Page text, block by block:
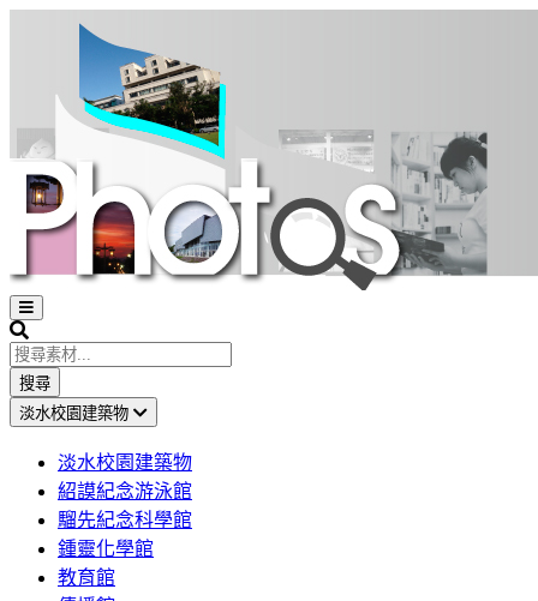
Open
sidebar
Search
搜尋
淡水校園建築物
淡水校園建築物
紹謨紀念游泳館
騮先紀念科學館
鍾靈化學館
教育館